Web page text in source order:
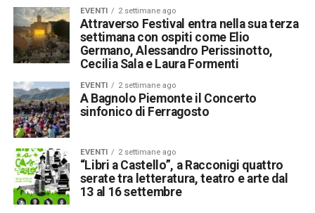
EVENTI 2 settimane ago
Attraverso Festival entra nella sua terza
settimana con ospiti come Elio
Germano, Alessandro Perissinotto,
Cecilia Sala e Laura Formenti
EVENTI 2 settimane ago
A Bagnolo Piemonte il Concerto
sinfonico di Ferragosto
EVENTI 2 settimane ago
“Libri a Castello”, a Racconigi quattro
serate tra letteratura, teatro e arte dal
13 al 16 settembre